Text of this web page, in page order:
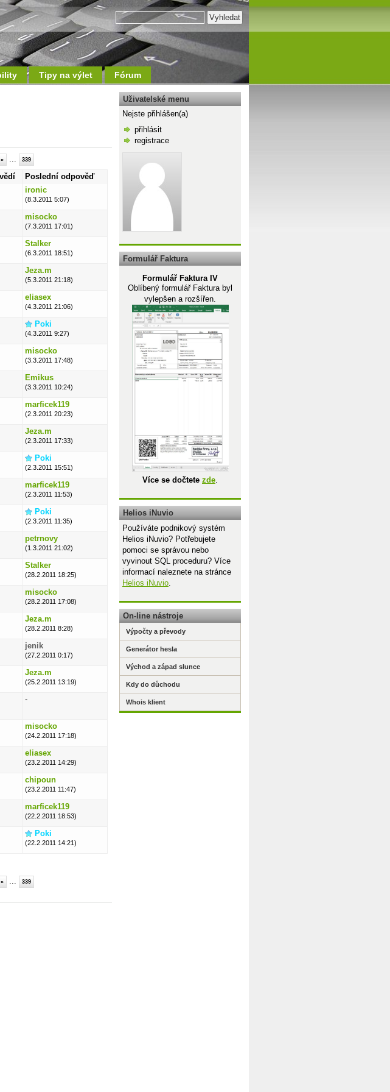
Tipy na výlet Fórum
... 339
Poslední odpověď
ironic
(8.3.2011 5:07)
misocko
(7.3.2011 17:01)
Stalker
(6.3.2011 18:51)
Jeza.m
(5.3.2011 21:18)
eliasex
(4.3.2011 21:06)
Poki
(4.3.2011 9:27)
misocko
(3.3.2011 17:48)
Emikus
(3.3.2011 10:24)
marficek119
(2.3.2011 20:23)
Jeza.m
(2.3.2011 17:33)
Poki
(2.3.2011 15:51)
marficek119
(2.3.2011 11:53)
Poki
(2.3.2011 11:35)
petrnovy
(1.3.2011 21:02)
Stalker
(28.2.2011 18:25)
misocko
(28.2.2011 17:08)
Jeza.m
(28.2.2011 8:28)
jenik
(27.2.2011 0:17)
Jeza.m
(25.2.2011 13:19)
-
misocko
(24.2.2011 17:18)
eliasex
(23.2.2011 14:29)
chipoun
(23.2.2011 11:47)
marficek119
(22.2.2011 18:53)
Poki
(22.2.2011 14:21)
... 339
Uživatelské menu
Nejste přihlášen(a)
přihlásit
registrace
Formulář Faktura
Formulář Faktura IV
Oblíbený formulář Faktura byl
vylepšen a rozšířen.
Více se dočtete zde.
Helios iNuvio
Používáte podnikový systém
Helios iNuvio? Potřebujete
pomoci se správou nebo
vyvinout SQL proceduru? Více
informací naleznete na stránce
Helios iNuvio.
On-line nástroje
Výpočty a převody
Generátor hesla
Východ a západ slunce
Kdy do důchodu
Whois klient